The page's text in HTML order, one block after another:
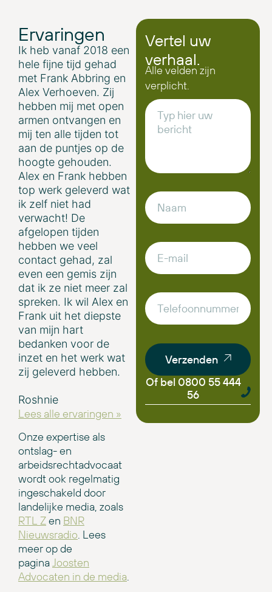
Ervaringen
Ik heb vanaf 2018 een
hele fijne tijd gehad
met Frank Abbring en
Alex Verhoeven. Zij
hebben mij met open
armen ontvangen en
mij ten alle tijden tot
aan de puntjes op de
hoogte gehouden.
Alex en Frank hebben
top werk geleverd wat
ik zelf niet had
verwacht! De
afgelopen tijden
hebben we veel
contact gehad, zal
even een gemis zijn
dat ik ze niet meer zal
spreken. Ik wil Alex en
Frank uit het diepste
van mijn hart
bedanken voor de
inzet en het werk wat
zij geleverd hebben.
Roshnie
Lees alle ervaringen »
Onze expertise als
ontslag- en
arbeidsrechtadvocaat
wordt ook regelmatig
ingeschakeld door
landelijke media, zoals
RTL Zen BNR
Nieuwsradio . Lees
meer op de
pagina Joosten
Advocaten in de media
Vertel uw
verhaal.
Alle velden zijn
verplicht.
Verzenden
Of bel 0800 55 444
56